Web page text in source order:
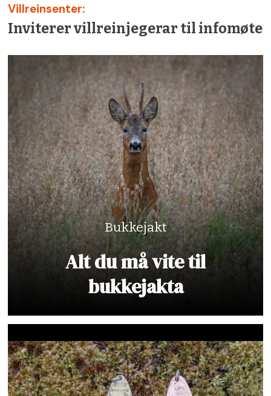
Villreinsenter:
Inviterer villreinjegerar til infomøte
Bukkejakt
Alt du må vite til
bukkejakta